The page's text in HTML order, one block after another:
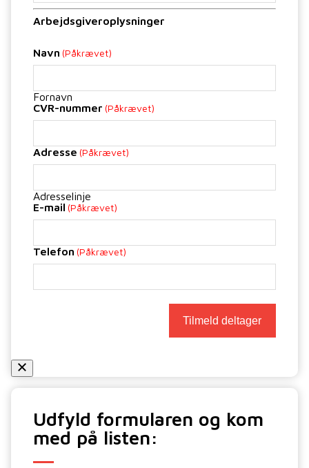
Arbejdsgiveroplysninger
Navn (Påkrævet)
Fornavn
CVR-nummer (Påkrævet)
Adresse (Påkrævet)
Adresselinje
E-mail (Påkrævet)
Telefon (Påkrævet)
Tilmeld deltager
Udfyld formularen og kom
med på listen: